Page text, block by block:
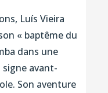
Luís Vieira
« baptême du
dans une
avant-
Son aventure